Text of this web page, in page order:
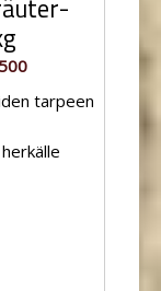
tarpeen